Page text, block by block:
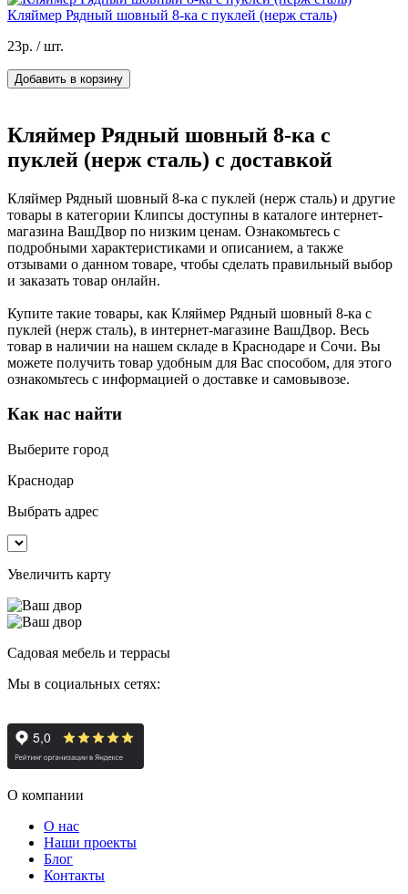
Кляймер Рядный шовный 8-ка с пуклей (нерж сталь)
23р. / шт.
Добавить в корзину
Кляймер Рядный шовный 8-ка с
пуклей (нерж сталь) с доставкой
Кляймер Рядный шовный 8-ка с пуклей (нерж сталь) и другие
товары в категории Клипсы доступны в каталоге интернет-
магазина ВашДвор по низким ценам. Ознакомьтесь с
подробными характеристиками и описанием, а также
отзывами о данном товаре, чтобы сделать правильный выбор
и заказать товар онлайн.
Купите такие товары, как Кляймер Рядный шовный 8-ка с
пуклей (нерж сталь), в интернет-магазине ВашДвор. Весь
товар в наличии на нашем складе в Краснодаре и Сочи. Вы
можете получить товар удобным для Вас способом, для этого
ознакомьтесь с информацией о доставке и самовывозе.
Как нас найти
Выберите город
Краснодар
Выбрать адрес
Увеличить карту
Садовая мебель и террасы
Мы в социальных сетях:
О компании
О нас
Наши проекты
Блог
Контакты